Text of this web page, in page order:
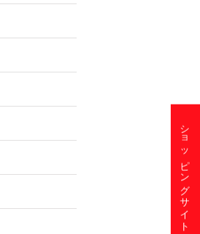
ショッピングサイト